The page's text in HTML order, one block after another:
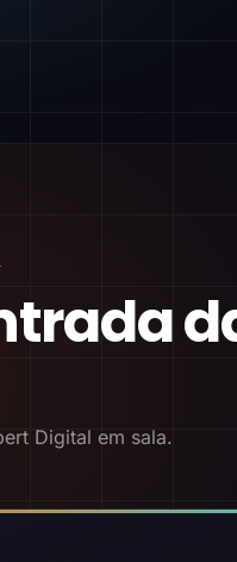
Digital em sala.